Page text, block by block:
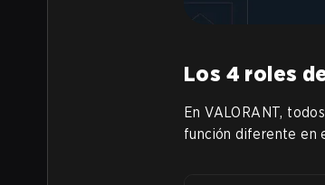
Los 4 roles
En VALORANT,
función diferente en